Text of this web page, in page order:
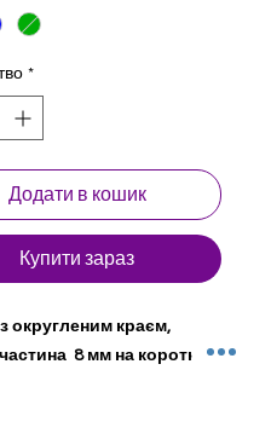
*
Додати в кошик
Купити зараз
з округленим краєм,
8 мм на короткій